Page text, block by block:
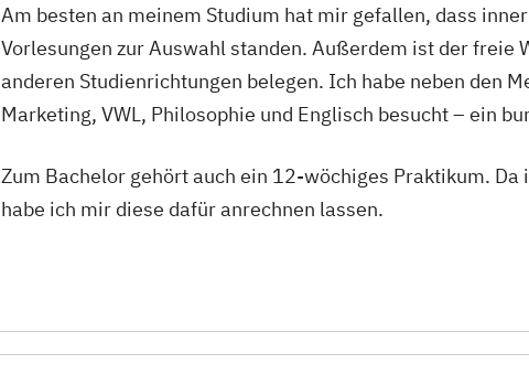
Am besten an meinem Studium hat mir gefallen, dass
Vorlesungen zur Auswahl standen. Außerdem ist der freie
anderen Studienrichtungen belegen. Ich habe neben den
Marketing, VWL, Philosophie und Englisch besucht – ein
Zum Bachelor gehört auch ein 12-wöchiges Praktikum.
habe ich mir diese dafür anrechnen lassen.